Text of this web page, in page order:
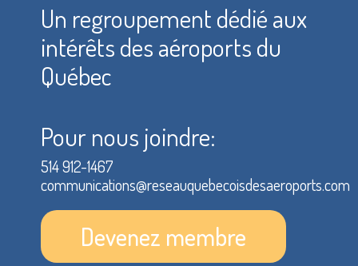
Un regroupement dédié aux
intérêts des aéroports du
Québec
Pour nous joindre:
514 912-1467
communications@reseauquebecoisdesaeroports.com
Devenez membre